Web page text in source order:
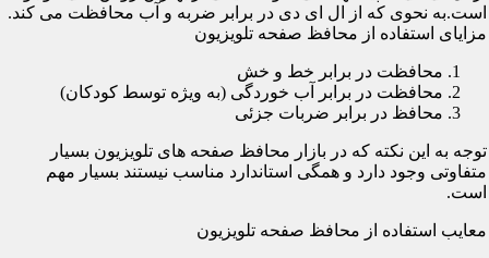
است.به نحوی که از ال ای دی در برابر ضربه و آب محافظت می کند.
مزایای استفاده از محافظ صفحه تلویزیون
محافظت در برابر خط و خش
محافظت در برابر آب خوردگی (به ویژه توسط کودکان)
محافظ در برابر ضربات جزئی
توجه به این نکته که در بازار محافظ صفحه های تلویزیون بسیار
متفاوتی وجود دارد و همگی استاندارد مناسب نیستند بسیار مهم
است.
معایب استفاده از محافظ صفحه تلویزیون